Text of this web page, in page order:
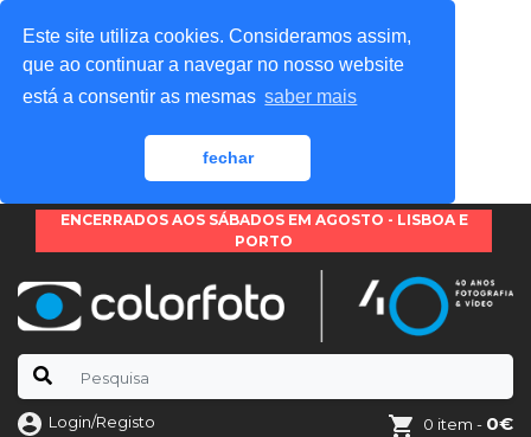
Este site utiliza cookies. Consideramos assim,
que ao continuar a navegar no nosso website
está a consentir as mesmas saber mais
fechar
ENCERRADOS AOS SÁBADOS EM AGOSTO - LISBOA E
PORTO
Login/Registo 0 item - 0€